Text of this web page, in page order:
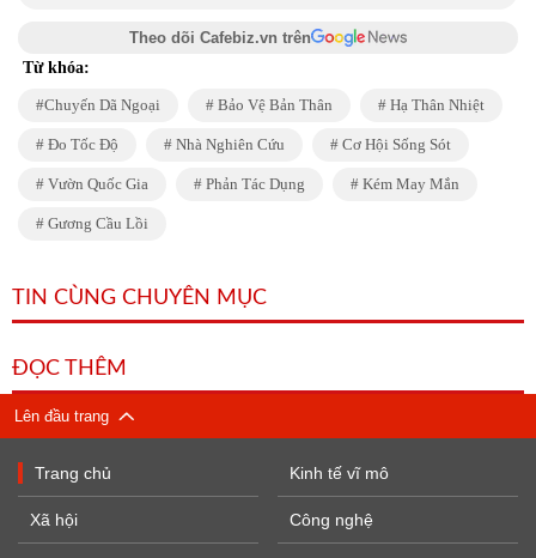
Theo dõi Cafebiz.vn trên
Từ khóa:
Chuyến Dã Ngoại Bảo Vệ Bản Thân Hạ Thân Nhiệt
Đo Tốc Độ Nhà Nghiên Cứu Cơ Hội Sống Sót
Vườn Quốc Gia Phản Tác Dụng Kém May Mắn
Gương Cầu Lồi
TIN CÙNG CHUYÊN MỤC
ĐỌC THÊM
Lên đầu trang
Trang chủ
Xã hội
Kinh tế vĩ mô
Công nghệ